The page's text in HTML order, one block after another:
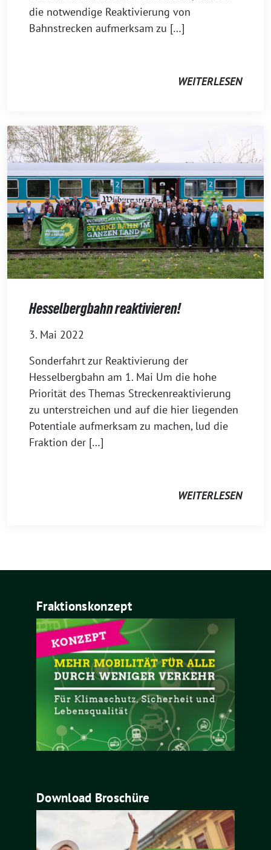
die notwendige Reaktivierung von
Bahnstrecken aufmerksam zu […]
WEITERLESEN
Hesselbergbahn reaktivieren!
3. Mai 2022
Sonderfahrt zur Reaktivierung der
Hesselbergbahn am 1. Mai Um die hohe
Priorität des Themas Streckenreaktivierung
zu unterstreichen und auf die hier liegenden
Potentiale aufmerksam zu machen, lud die
Fraktion der […]
WEITERLESEN
Fraktionskonzept
Download Broschüre